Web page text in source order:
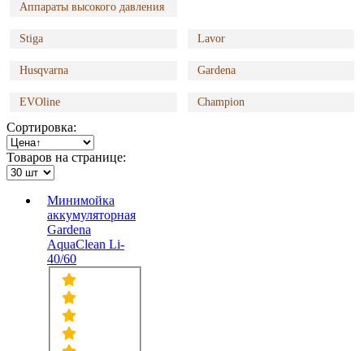
Аппараты высокого давления
Stiga Lavor
Husqvarna Gardena
EVOline Champion
Сортировка:
Товаров на странице:
Минимойка
аккумуляторная
Gardena
AquaClean Li-
40/60